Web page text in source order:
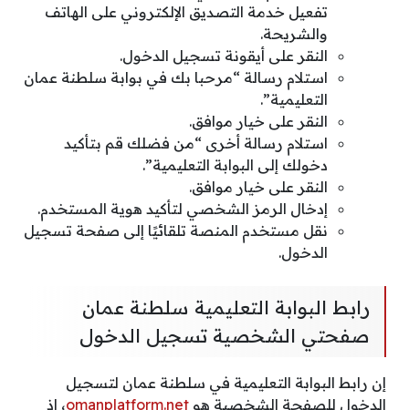
تفعيل خدمة التصديق الإلكتروني على الهاتف
والشريحة.
النقر على أيقونة تسجيل الدخول.
استلام رسالة “مرحبا بك في بوابة سلطنة عمان
التعليمية”.
النقر على خيار موافق.
استلام رسالة أخرى “من فضلك قم بتأكيد
دخولك إلى البوابة التعليمية”.
النقر على خيار موافق.
إدخال الرمز الشخصي لتأكيد هوية المستخدم.
نقل مستخدم المنصة تلقائيًا إلى صفحة تسجيل
الدخول.
رابط البوابة التعليمية سلطنة عمان
صفحتي الشخصية تسجيل الدخول
إن رابط البوابة التعليمية في سلطنة عمان لتسجيل
الدخول للصفحة الشخصية هو omanplatform.net، إذ